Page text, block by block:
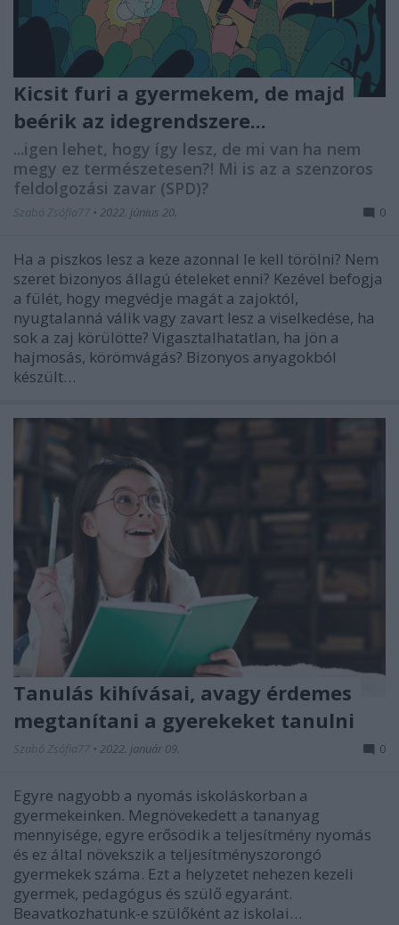
Kicsit furi a gyermekem, de majd
beérik az idegrendszere...
...igen lehet, hogy így lesz, de mi van ha nem
megy ez természetesen?! Mi is az a szenzoros
feldolgozási zavar (SPD)?
Szabó Zsófia77 • 2022. június 20. 0
Ha a piszkos lesz a keze azonnal le kell törölni? Nem
szeret bizonyos állagú ételeket enni? Kezével befogja
a fülét, hogy megvédje magát a zajoktól,
nyugtalanná válik vagy zavart lesz a viselkedése, ha
sok a zaj körülötte? Vigasztalhatatlan, ha jön a
hajmosás, körömvágás? Bizonyos anyagokból
készült…
Tanulás kihívásai, avagy érdemes
megtanítani a gyerekeket tanulni
Szabó Zsófia77 • 2022. január 09. 0
Egyre nagyobb a nyomás iskoláskorban a
gyermekeinken. Megnövekedett a tananyag
mennyisége, egyre erősödik a teljesítmény nyomás
és ez által növekszik a teljesítményszorongó
gyermekek száma. Ezt a helyzetet nehezen kezeli
gyermek, pedagógus és szülő egyaránt.
Beavatkozhatunk-e szülőként az iskolai…